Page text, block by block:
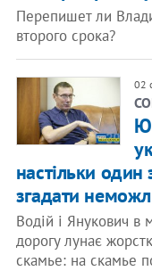
Перепишет ли
второго срока?
02
настільки
згадати
Водій і Янукович в
дорогу лунає
скамье: на скамье